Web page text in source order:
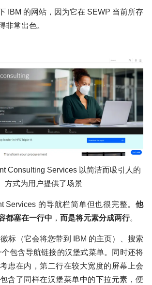
IBM 的网站，因为它在 SEWP 当前所存
非常出色。
Consulting Services 以简洁而吸引人的
方式为用户提供了场景
Services 的导航栏简单但也很完整。 他
都塞在一行中 ， 而是将元素分成两行。
标（它会将您带到 IBM 的主页）、搜索
包含导航链接的汉堡式菜单。同时还将
虑在内，第二行在较大宽度的屏幕上会
含了同样在汉堡菜单中的下拉元素，便